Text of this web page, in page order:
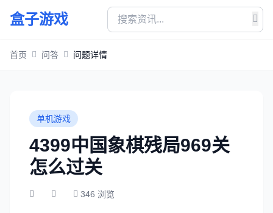
盒子游戏
首页 问答 问题详情
单机游戏
4399中国象棋残局969关
怎么过关
346 浏览